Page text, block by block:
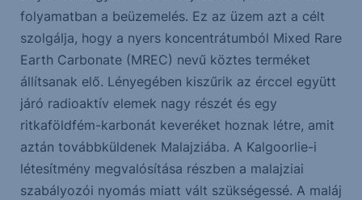
folyamatban a beüzemelés. Ez az üzem azt a célt
szolgálja, hogy a nyers koncentrátumból Mixed Rare
Earth Carbonate (MREC) nevű köztes terméket
állítsanak elő. Lényegében kiszűrik az érccel együtt
járó radioaktív elemek nagy részét és egy
ritkaföldfém-karbonát keveréket hoznak létre, amit
aztán továbbküldenek Malajziába. A Kalgoorlie-i
létesítmény megvalósítása részben a malajziai
szabályozói nyomás miatt vált szükségessé. A maláj